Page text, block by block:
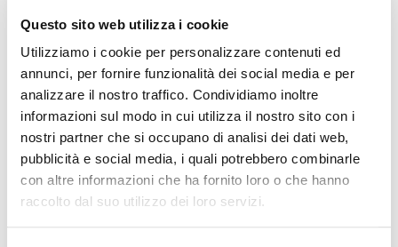
Questo sito web utilizza i cookie
Utilizziamo i cookie per personalizzare contenuti ed
annunci, per fornire funzionalità dei social media e per
analizzare il nostro traffico. Condividiamo inoltre
informazioni sul modo in cui utilizza il nostro sito con i
nostri partner che si occupano di analisi dei dati web,
pubblicità e social media, i quali potrebbero combinarle
con altre informazioni che ha fornito loro o che hanno
raccolto dal suo utilizzo dei loro servizi.
non finanziarie nei mercati emergenti (in media, del 6%
per ogni punto percentuale di aumento). In questo
senso sono accentuate lecriticità in quelle geografie
che, già alla vigilia della crisi pandemica, presentavano
fondamentali macroeconomici debolio una traiettoria
del debito pubblico in rapida crescita e che si sono
quindi ritrovate ad affrontare ingenti fabbisogni
finanziari con risorse limitate. Questo è ad esempio il
caso del Ghana, dove il repentino incremento dei